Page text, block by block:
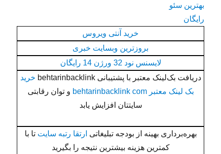
بهترین سئو
رایگان
خرید آنتی ویروس
بروزترین وبسایت خبری
لایسنس نود 32 ورژن 14 رایگان
دریافت بک‌لینک معتبر با پشتیبانی behtarinbacklink
خرید
بک لینک معتبر behtarinbacklink com
و توان رقابتی
سایتتان افزایش یابد
بهره‌برداری بهینه از بودجه تبلیغاتی ارتقا رتبه سایت تا با
کمترین هزینه بیشترین نتیجه را بگیرید